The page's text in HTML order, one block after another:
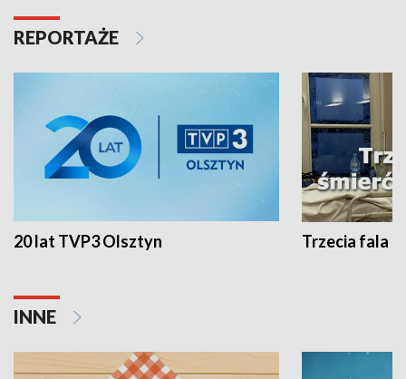
REPORTAŻE
20 lat TVP3 Olsztyn Trzecia fala -
INNE